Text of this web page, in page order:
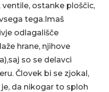
ostanke ploščic,
tega.Imaš
odlagališče
hrane, njihove
so se delavci
Človek bi se zjokal,
da nikogar to sploh